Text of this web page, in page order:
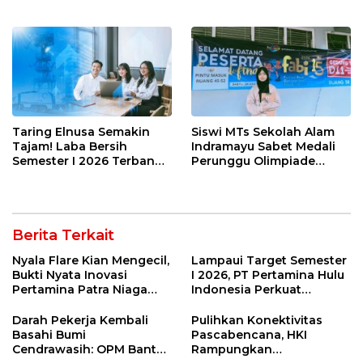
Ketagihan!
Taring Elnusa Semakin
Tajam! Laba Bersih
Semester I 2026 Terbang
Siswi MTs Sekolah Alam
Indramayu Sabet Medali
Perunggu Olimpiade
Berita Terkait
Nyala Flare Kian Mengecil,
Bukti Nyata Inovasi
Pertamina Patra Niaga
Net Zero Emission 2060
Lampaui Target Semester
I 2026, PT Pertamina Hulu
Indonesia Perkuat
Nasional Lewat Inovasi &
Keselamatan Kerja
Darah Pekerja Kembali
Basahi Bumi
Cendrawasih: OPM Bantai
Pulihkan Konektivitas
Pascabencana, HKI
Rampungkan